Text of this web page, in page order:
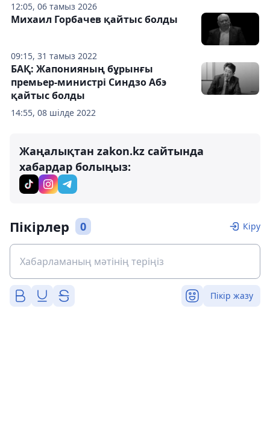
12:05, 06 тамыз 2026
09:15, 31 тамыз 2022
Михаил Горбачев қайтыс болды
14:55, 08 шілде 2022
БАҚ: Жапонияның бұрынғы
премьер-министрі Синдзо Абэ
қайтыс болды
Жаңалықтан zakon.kz сайтында
хабардар болыңыз:
Пікірлер 0 Кіру
Пікір жазу